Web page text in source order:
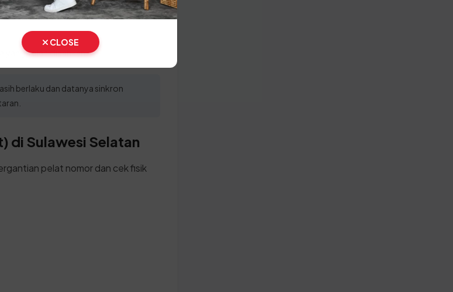
berkas.
yang telah disahkan.
berlaku dan datanya sinkron
di Sulawesi Selatan
pelat nomor dan cek fisik
CLOSE